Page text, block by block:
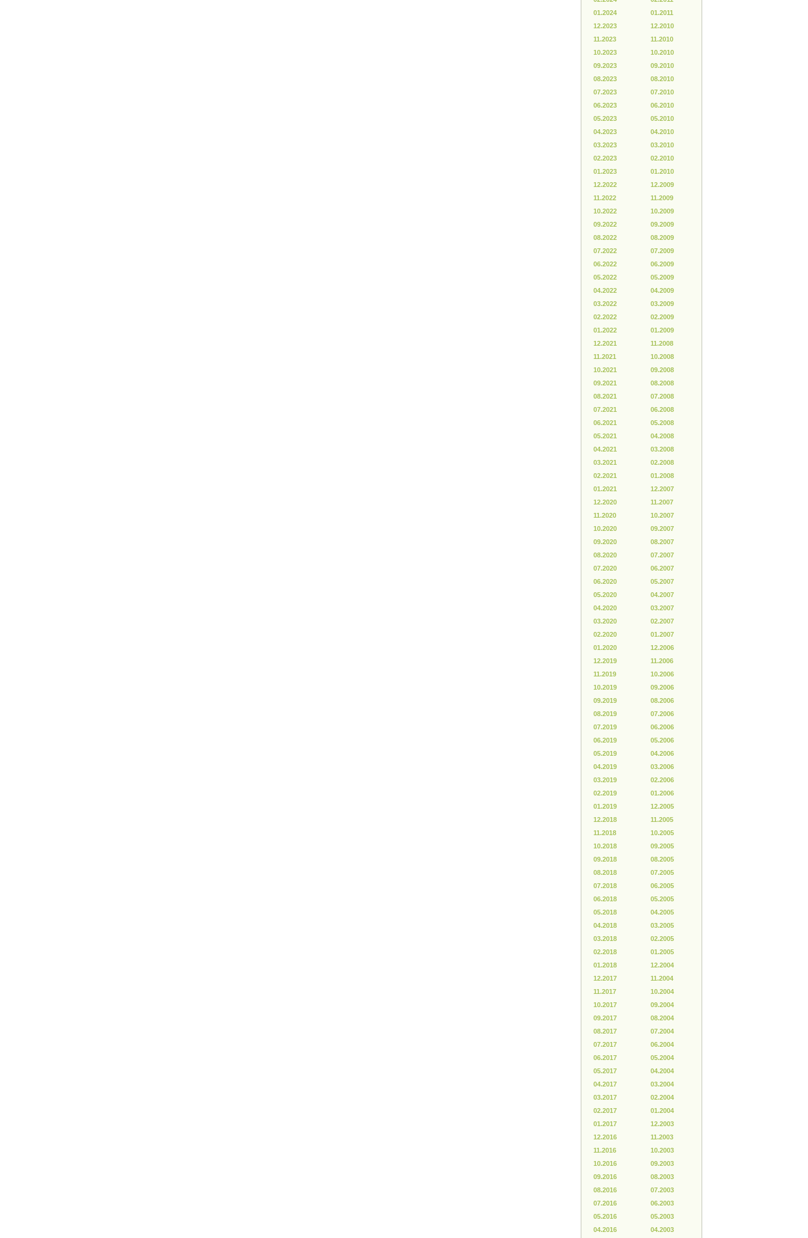
01.2024
12.2023
11.2023
10.2023
09.2023
08.2023
07.2023
06.2023
05.2023
04.2023
03.2023
02.2023
01.2023
12.2022
11.2022
10.2022
09.2022
08.2022
07.2022
06.2022
05.2022
04.2022
03.2022
02.2022
01.2022
12.2021
11.2021
10.2021
09.2021
08.2021
07.2021
06.2021
05.2021
04.2021
03.2021
02.2021
01.2021
12.2020
11.2020
10.2020
09.2020
08.2020
07.2020
06.2020
05.2020
04.2020
03.2020
02.2020
01.2020
12.2019
11.2019
10.2019
09.2019
08.2019
07.2019
06.2019
05.2019
04.2019
03.2019
02.2019
01.2019
12.2018
11.2018
10.2018
09.2018
08.2018
07.2018
06.2018
05.2018
04.2018
03.2018
02.2018
01.2018
12.2017
11.2017
10.2017
09.2017
08.2017
07.2017
06.2017
05.2017
04.2017
03.2017
02.2017
01.2017
12.2016
11.2016
10.2016
09.2016
08.2016
07.2016
05.2016
04.2016
01.2011
12.2010
11.2010
10.2010
09.2010
08.2010
07.2010
06.2010
05.2010
04.2010
03.2010
02.2010
01.2010
12.2009
11.2009
10.2009
09.2009
08.2009
07.2009
06.2009
05.2009
04.2009
03.2009
02.2009
01.2009
11.2008
10.2008
09.2008
08.2008
07.2008
06.2008
05.2008
04.2008
03.2008
02.2008
01.2008
12.2007
11.2007
10.2007
09.2007
08.2007
07.2007
06.2007
05.2007
04.2007
03.2007
02.2007
01.2007
12.2006
11.2006
10.2006
09.2006
08.2006
07.2006
06.2006
05.2006
04.2006
03.2006
02.2006
01.2006
12.2005
11.2005
10.2005
09.2005
08.2005
07.2005
06.2005
05.2005
04.2005
03.2005
02.2005
01.2005
12.2004
11.2004
10.2004
09.2004
08.2004
07.2004
06.2004
05.2004
04.2004
03.2004
02.2004
01.2004
12.2003
11.2003
10.2003
09.2003
08.2003
07.2003
06.2003
05.2003
04.2003